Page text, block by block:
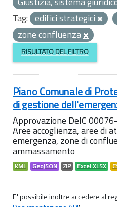
Tag: edifici strategici
zone confluenza
RISULTATO DEL FILTRO
Piano Comunale di
di gestione
Approvazione DelC
Aree accoglienza, aree di
emergenza, zone di
ammassamento
KML GeoJSON ZIP Excel XLSX
E' possibile inoltre accedere al